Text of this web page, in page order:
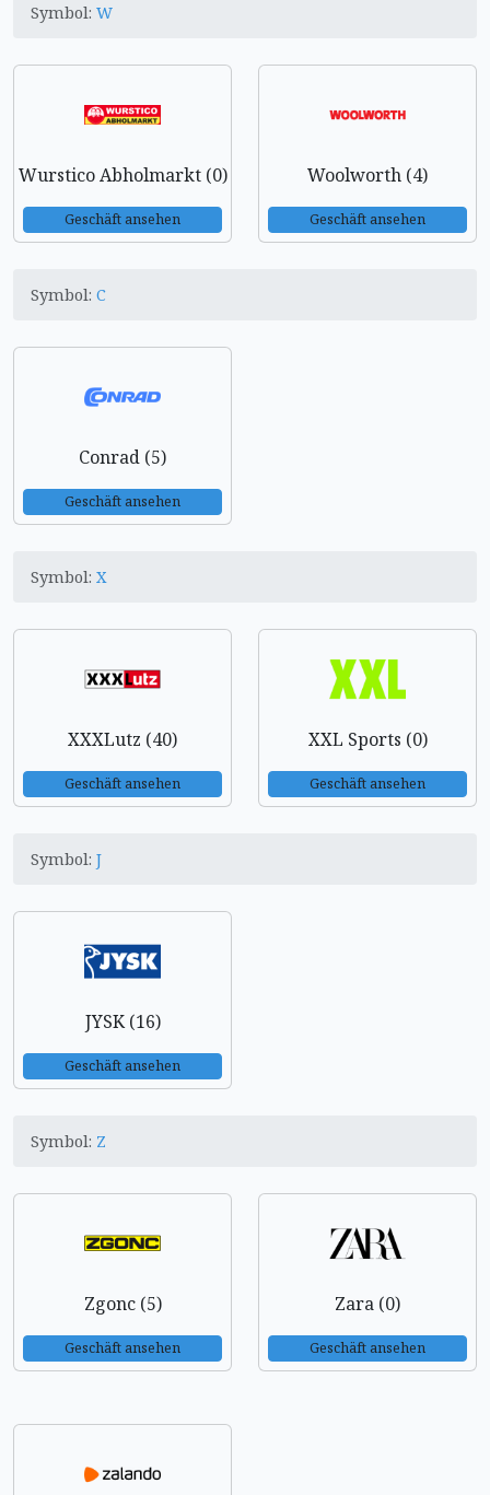
Symbol: W
Wurstico Abholmarkt (0)
Geschäft ansehen
Woolworth (4)
Geschäft ansehen
Symbol: C
Conrad (5)
Geschäft ansehen
Symbol: X
XXXLutz (40)
Geschäft ansehen
XXL Sports (0)
Geschäft ansehen
Symbol: J
JYSK (16)
Geschäft ansehen
Symbol: Z
Zgonc (5)
Geschäft ansehen
Zara (0)
Geschäft ansehen